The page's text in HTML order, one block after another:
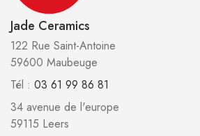
Jade Ceramics
122 Rue Saint-Antoine
59600 Maubeuge
Tél : 03 61 99 86 81
34 avenue de l'europe
59115 Leers